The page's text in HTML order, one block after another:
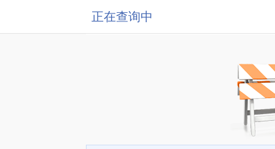
正在查询中